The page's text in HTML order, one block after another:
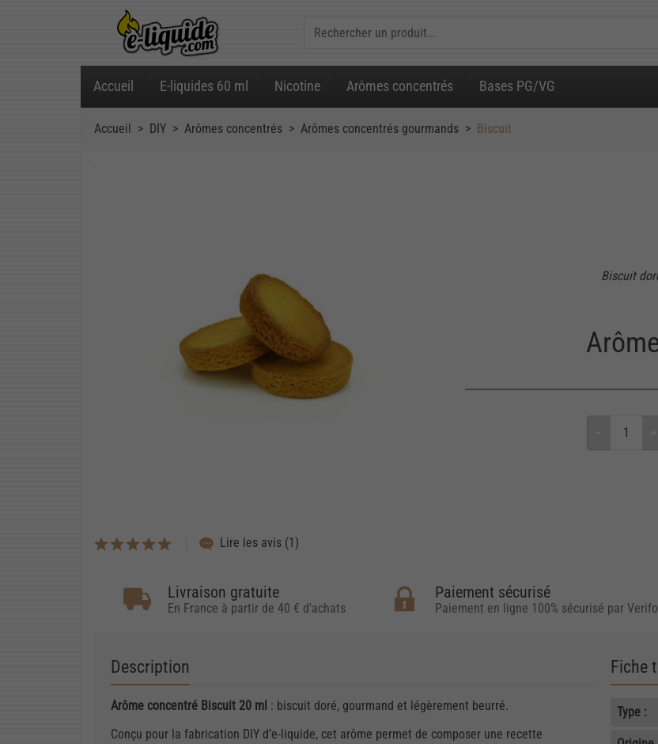
Accueil E-liquides 60 ml Nicotine Arômes concentrés Bases PG/VG
Accueil DIY Arômes concentrés Arômes concentrés gourmands Biscuit
Lire les avis (1)
Biscuit
Livraison gratuite
En France à partir de 40 € d'achats
Paiement sécurisé
Paiement en ligne 100% sécurisé par
Description
Arôme concentré Biscuit 20 ml : biscuit doré, gourmand et légèrement beurré.
Conçu pour la fabrication DIY d’e-liquide, cet arôme permet de composer une recette
Fiche
Type :